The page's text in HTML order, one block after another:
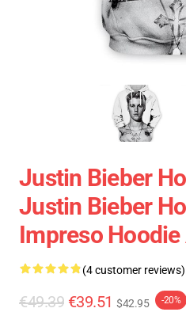
Justin Bieber
Justin Bieber
Impreso
(4 customer reviews)
€49.39 €39.51 $42.95 -20%